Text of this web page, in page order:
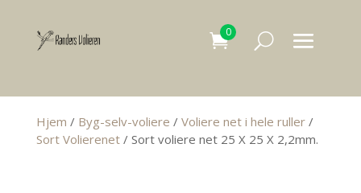
0
Hjem / Byg-selv-voliere / Voliere net i hele ruller/
Sort Volierenet/ Sort voliere net 25 X 25 X 2,2mm.